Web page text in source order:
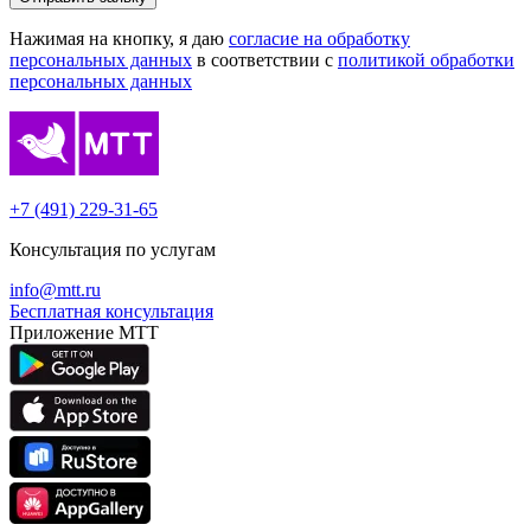
Нажимая на кнопку, я даю согласие на обработку
персональных данных в соответствии с политикой обработки
персональных данных
+7 (491) 229-31-65
Консультация по услугам
info@mtt.ru
Бесплатная консультация
Приложение МТТ